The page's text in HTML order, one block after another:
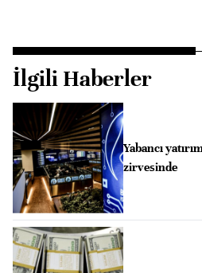
İlgili Haberler
Yabancı
zirvesinde